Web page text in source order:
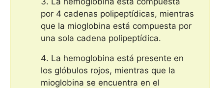
por 4 cadenas polipeptídicas, mientras
que la mioglobina está compuesta por
una sola cadena polipeptídica.
La hemoglobina está presente en
los glóbulos rojos, mientras que la
mioglobina se encuentra en el